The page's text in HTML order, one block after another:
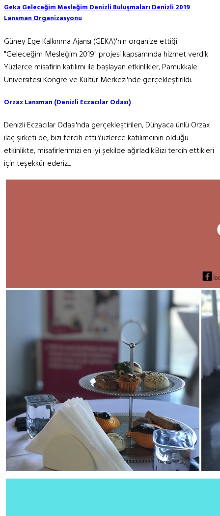
Geka Geleceğim Mesleğim Denizli Buluşmaları Denizli 2019
Lansman Organizasyonu
Güney Ege Kalkınma Ajansı (GEKA)'nın organize ettiği
"Geleceğim Mesleğim 2019" projesi kapsamında hizmet verdik.
Yüzlerce misafirin katılımı ile başlayan etkinlikler, Pamukkale
Üniversitesi Kongre ve Kültür Merkezi'nde gerçekleştirildi.
Orzax Lansman (Denizli Eczacılar Odası)
Denizli Eczacılar Odası'nda gerçekleştirilen, Dünyaca ünlü Orzax
ilaç şirketi de, bizi tercih etti.Yüzlerce katılımcının olduğu
etkinlikte, misafirlerimizi en iyi şekilde ağırladık.Bizi tercih ettikleri
için teşekkür ederiz...